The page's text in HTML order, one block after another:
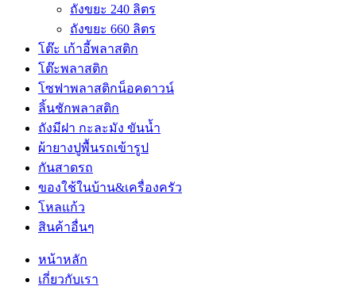
ถังขยะ 240 ลิตร
ถังขยะ 660 ลิตร
โต๊ะ เก้าอี้พลาสติก
โต๊ะพลาสติก
โซฟาพลาสติกน็อคดาวน์
ลิ้นชักพลาสติก
ถังมีฝา กะละมัง ขันน้ำ
ผ้ายางปูพื้นรถเข้ารูป
กันสาดรถ
ของใช้ในบ้าน&เครื่องครัว
โหลแก้ว
สินค้าอื่นๆ
หน้าหลัก
เกี่ยวกับเรา